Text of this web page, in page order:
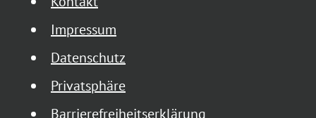
Impressum
Datenschutz
Privatsphäre
Barrierefreiheitserklärung